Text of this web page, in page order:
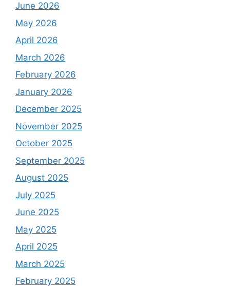
June 2026
May 2026
April 2026
March 2026
February 2026
January 2026
December 2025
November 2025
October 2025
September 2025
August 2025
July 2025
June 2025
May 2025
April 2025
March 2025
February 2025